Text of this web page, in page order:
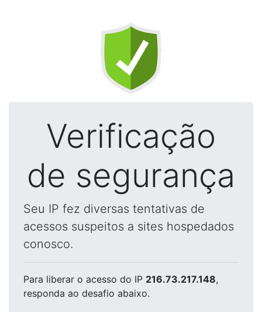
Verificação
de segurança
Seu IP fez diversas tentativas de
acessos suspeitos a sites hospedados
conosco.
Para liberar o acesso do IP 216.73.217.148,
responda ao desafio abaixo.